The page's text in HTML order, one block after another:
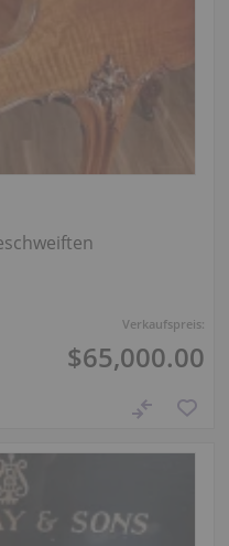
Verkaufspreis:
$65,000.00